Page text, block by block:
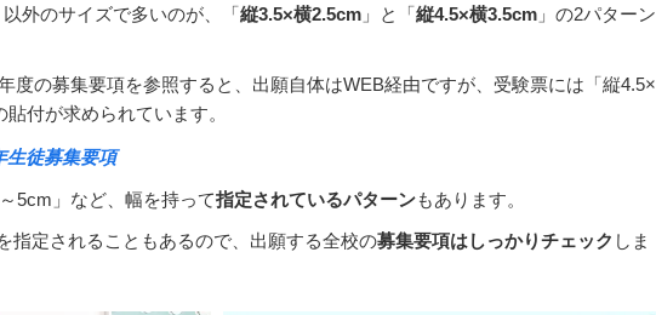
外のサイズで多いのが、「縦3.5×横2.5cm 」と「縦4.5×横3.5cm 」の2パターン
度の募集要項を参照すると、出願自体はWEB経由ですが、受験票には「縦4.5×
付が求められています。
生徒募集要項
5cm」など、幅を持って指定されているパターンもあります。
指定されることもあるので、出願する全校の募集要項はしっかりチェック しま